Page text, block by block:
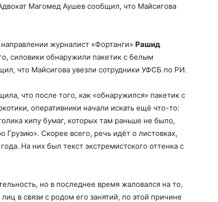
Магомед Аушев сообщил, что Майсигова
журналист «Фортанги» Рашид
силовики обнаружили пакетик с белым
что Майсигова увезли сотрудники УФСБ по РИ.
что после того, как «обнаружился» пакетик с
оперативники начали искать ещё что-то:
кипу бумаг, которых там раньше не было,
Грузию». Скорее всего, речь идёт о листовках,
На них был текст экстремистского оттенка с
но в последнее время жаловался на то,
в связи с родом его занятий, по этой причине